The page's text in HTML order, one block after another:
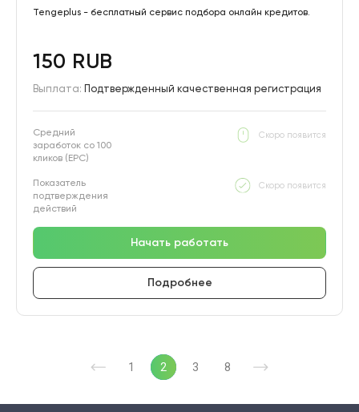
Tengeplus - бесплатный сервис подбора онлайн кредитов.
150 RUB
Выплата: Подтвержденный качественная регистрация
Средний
заработок со 100
кликов (EPC)
Скоро появится
Показатель
подтверждения
действий
Скоро появится
Начать работать
Подробнее
1 2 3 8